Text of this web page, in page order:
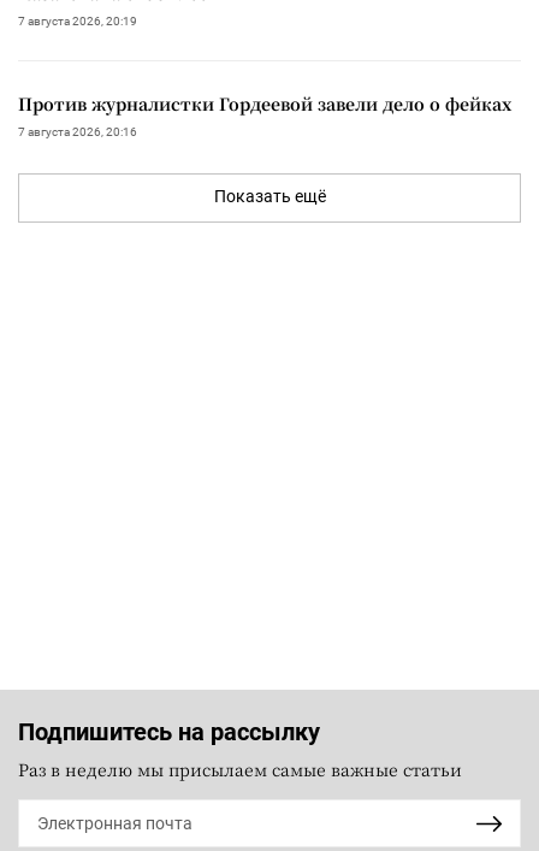
7 августа 2026, 20:19
Против журналистки Гордеевой завели дело о фейках
7 августа 2026, 20:16
Показать ещё
Подпишитесь на рассылку
Раз в неделю мы присылаем самые важные статьи